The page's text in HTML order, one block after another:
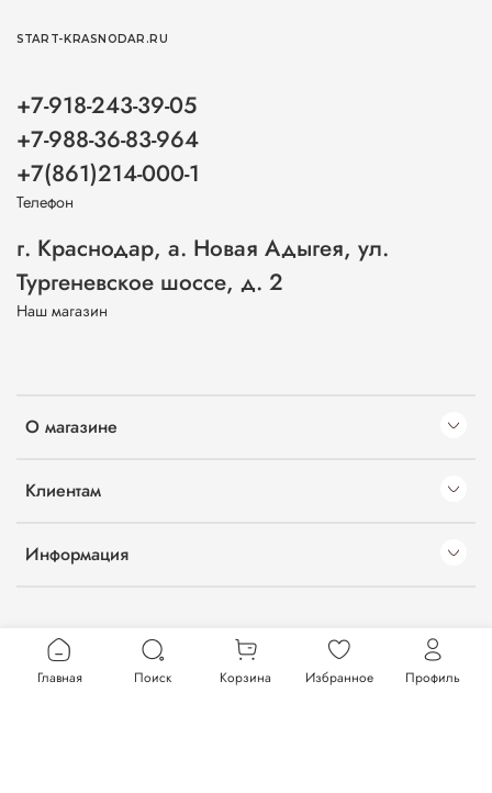
О магазине
Клиентам
Информация
START-KRASNODAR.RU
+7-918-243-39-05
+7-988-36-83-964
+7(861)214-000-1
Телефон
г. Краснодар, а. Новая Адыгея, ул.
Тургеневское шоссе, д. 2
Наш магазин
Главная Поиск Корзина Избранное Профиль